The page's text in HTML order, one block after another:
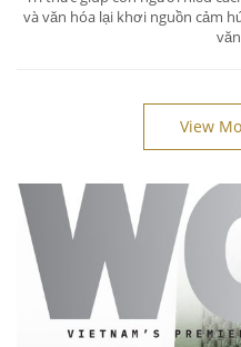
và văn hóa lại khơi nguồn cảm
View